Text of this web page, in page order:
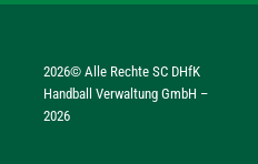
2026© Alle Rechte SC DHfK
Handball Verwaltung GmbH –
2026